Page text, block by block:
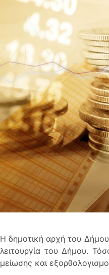
Η δημοτική αρχή του Δήμου
λειτουργία του Δήμου.
μείωσης και